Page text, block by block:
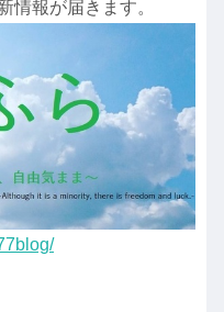
情報が届きます。